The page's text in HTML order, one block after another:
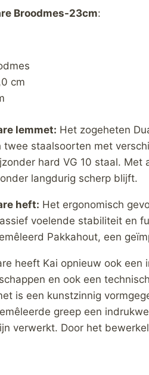
Broodmes-23cm:
cm
lemmet: Het zogeheten
twee staalsoorten met
hard VG 10 staal.
langdurig scherp blijft.
heft: Het ergonomisch
voelende stabiliteit en
Pakkahout, een
heeft Kai opnieuw ook
en ook een
is een kunstzinnig
greep een
verwerkt. Door het